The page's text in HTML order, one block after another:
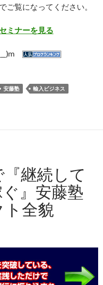
ご覧になってください。
ミナーを見る
安藤塾
輸入ビジネス
継続して
』安藤塾
ト全貌